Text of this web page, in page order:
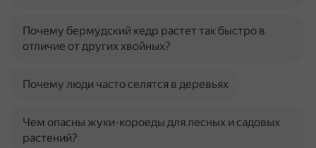
Почему бермудский кедр растет так быстро в
отличие от других хвойных?
Почему люди часто селятся в деревьях
Чем опасны жуки-короеды для лесных и садовых
растений?